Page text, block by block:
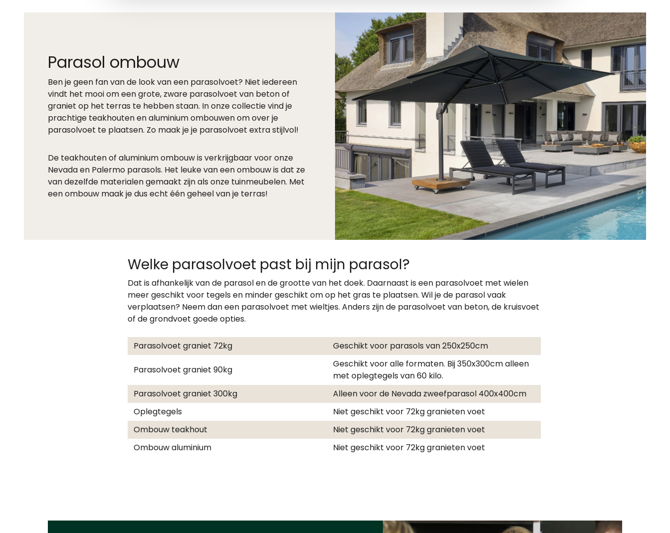
Parasol ombouw
Ben je geen fan van de look van een parasolvoet? Niet iedereen
vindt het mooi om een grote, zware parasolvoet van beton of
graniet op het terras te hebben staan. In onze collectie vind je
prachtige teakhouten en aluminium ombouwen om over je
parasolvoet te plaatsen. Zo maak je je parasolvoet extra stijlvol!
De teakhouten of aluminium ombouw is verkrijgbaar voor onze
Nevada en Palermo parasols. Het leuke van een ombouw is dat ze
van dezelfde materialen gemaakt zijn als onze tuinmeubelen. Met
een ombouw maak je dus echt één geheel van je terras!
Welke parasolvoet past bij mijn parasol?
Dat is afhankelijk van de parasol en de grootte van het doek. Daarnaast is een parasolvoet met wielen
meer geschikt voor tegels en minder geschikt om op het gras te plaatsen. Wil je de parasol vaak
verplaatsen? Neem dan een parasolvoet met wieltjes. Anders zijn de parasolvoet van beton, de kruisvoet
of de grondvoet goede opties.
Parasolvoet graniet 72kg Geschikt voor parasols van 250x250cm
Parasolvoet graniet 90kg
Geschikt voor alle formaten. Bij 350x300cm alleen
met oplegtegels van 60 kilo.
Parasolvoet graniet 300kg
Alleen voor de Nevada zweefparasol 400x400cm
Oplegtegels
Niet geschikt voor 72kg granieten voet
Ombouw teakhout
Niet geschikt voor 72kg granieten voet
Ombouw aluminium
Niet geschikt voor 72kg granieten voet